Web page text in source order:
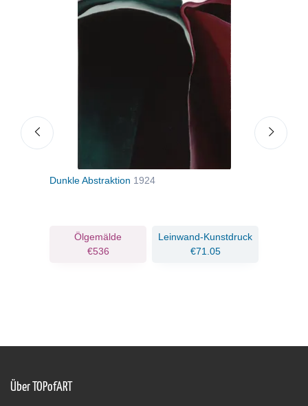
Dunkle Abstraktion 1924
Ölgemälde
€536
Leinwand-Kunstdruck
€71.05
Über TOPofART